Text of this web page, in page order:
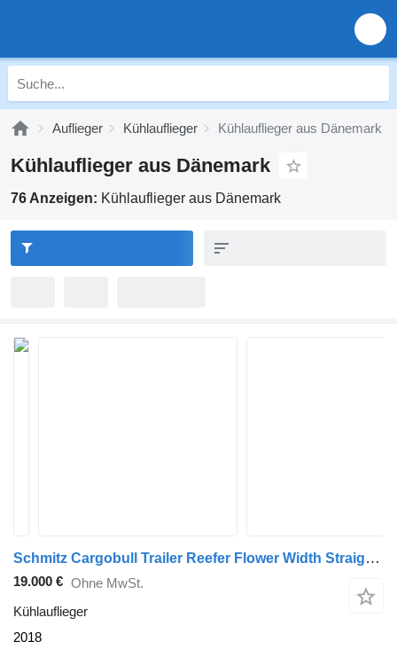
Auflieger Kühlauflieger Kühlauflieger aus Dänemark
Kühlauflieger aus Dänemark
76 Anzeigen: Kühlauflieger aus Dänemark
Schmitz Cargobull Trailer Reefer Flower Width Straight
19.000 € Ohne MwSt.
Kühlauflieger
2018